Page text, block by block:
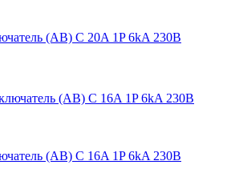
(АВ) C 20A 1P 6kA 230В
(АВ) C 16A 1P 6kA 230В